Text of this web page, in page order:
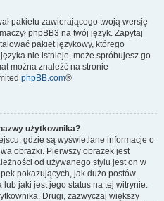
pakietu zawierającego twoją wersję
phpBB3 na twój język. Zapytaj
pakiet językowy, którego
nie istnieje, może spróbujesz go
można znaleźć na stronie
phpBB.com®
użytkownika?
gdzie są wyświetlane informacje o
obrazki. Pierwszy obrazek jest
od używanego stylu jest on w
pokazujących, jak dużo postów
lub jaki jest jego status na tej witrynie.
Drugi, zazwyczaj większy